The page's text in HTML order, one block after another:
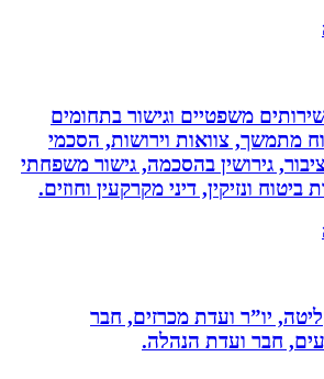
משפטיים וגישור בתחומים
צוואות וירושות, הסכמי
גירושין בהסכמה, גישור משפחתי
ונזיקין, דיני מקרקעין וחוזים.
יו”ר ועדת מכרזים, חבר
חבר ועדת הנהלה.